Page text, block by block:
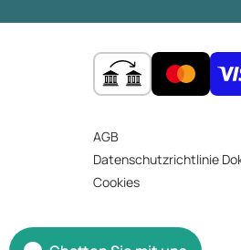
AGB
Datenschutzrichtlinie
Cookies